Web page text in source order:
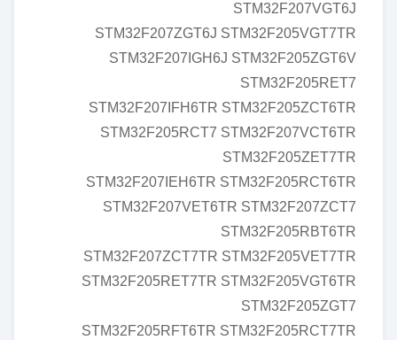
STM32F207VGT6J
STM32F207ZGT6J STM32F205VGT7TR
STM32F207IGH6J STM32F205ZGT6V
STM32F205RET7
STM32F207IFH6TR STM32F205ZCT6TR
STM32F205RCT7 STM32F207VCT6TR
STM32F205ZET7TR
STM32F207IEH6TR STM32F205RCT6TR
STM32F207VET6TR STM32F207ZCT7
STM32F205RBT6TR
STM32F207ZCT7TR STM32F205VET7TR
STM32F205RET7TR STM32F205VGT6TR
STM32F205ZGT7
STM32F205RFT6TR STM32F205RCT7TR